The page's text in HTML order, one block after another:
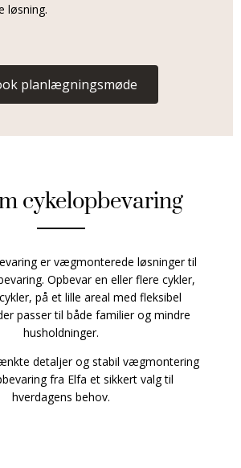
løsning.
planlægningsmøde
cykelopbevaring
er vægmonterede løsninger til
Opbevar en eller flere cykler,
på et lille areal med fleksibel
passer til både familier og mindre
husholdninger.
detaljer og stabil vægmontering
fra Elfa et sikkert valg til
hverdagens behov.